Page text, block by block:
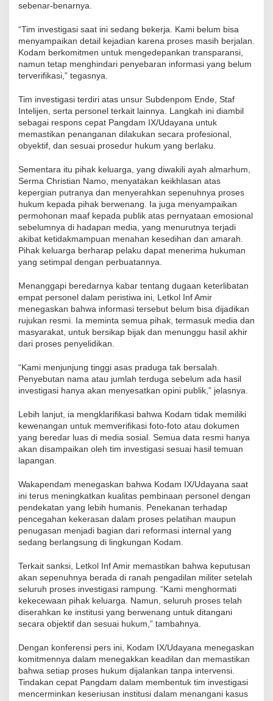
sebenar-benarnya.
“Tim investigasi saat ini sedang bekerja. Kami belum bisa
menyampaikan detail kejadian karena proses masih berjalan.
Kodam berkomitmen untuk mengedepankan transparansi,
namun tetap menghindari penyebaran informasi yang belum
terverifikasi,” tegasnya.
Tim investigasi terdiri atas unsur Subdenpom Ende, Staf
Intelijen, serta personel terkait lainnya. Langkah ini diambil
sebagai respons cepat Pangdam IX/Udayana untuk
memastikan penanganan dilakukan secara profesional,
obyektif, dan sesuai prosedur hukum yang berlaku.
Sementara itu pihak keluarga, yang diwakili ayah almarhum,
Serma Christian Namo, menyatakan keikhlasan atas
kepergian putranya dan menyerahkan sepenuhnya proses
hukum kepada pihak berwenang. Ia juga menyampaikan
permohonan maaf kepada publik atas pernyataan emosional
sebelumnya di hadapan media, yang menurutnya terjadi
akibat ketidakmampuan menahan kesedihan dan amarah.
Pihak keluarga berharap pelaku dapat menerima hukuman
yang setimpal dengan perbuatannya.
Menanggapi beredarnya kabar tentang dugaan keterlibatan
empat personel dalam peristiwa ini, Letkol Inf Amir
menegaskan bahwa informasi tersebut belum bisa dijadikan
rujukan resmi. Ia meminta semua pihak, termasuk media dan
masyarakat, untuk bersikap bijak dan menunggu hasil akhir
dari proses penyelidikan.
“Kami menjunjung tinggi asas praduga tak bersalah.
Penyebutan nama atau jumlah terduga sebelum ada hasil
investigasi hanya akan menyesatkan opini publik,” jelasnya.
Lebih lanjut, ia mengklarifikasi bahwa Kodam tidak memiliki
kewenangan untuk memverifikasi foto-foto atau dokumen
yang beredar luas di media sosial. Semua data resmi hanya
akan disampaikan oleh tim investigasi sesuai hasil temuan
lapangan.
Wakapendam menegaskan bahwa Kodam IX/Udayana saat
ini terus meningkatkan kualitas pembinaan personel dengan
pendekatan yang lebih humanis. Penekanan terhadap
pencegahan kekerasan dalam proses pelatihan maupun
penugasan menjadi bagian dari reformasi internal yang
sedang berlangsung di lingkungan Kodam.
Terkait sanksi, Letkol Inf Amir memastikan bahwa keputusan
akan sepenuhnya berada di ranah pengadilan militer setelah
seluruh proses investigasi rampung. “Kami menghormati
kekecewaan pihak keluarga. Namun, seluruh proses telah
diserahkan ke institusi yang berwenang untuk ditangani
secara objektif dan sesuai hukum,” tambahnya.
Dengan konferensi pers ini, Kodam IX/Udayana menegaskan
komitmennya dalam menegakkan keadilan dan memastikan
bahwa setiap proses hukum dijalankan tanpa intervensi.
Tindakan cepat Pangdam dalam membentuk tim investigasi
mencerminkan keseriusan institusi dalam menangani kasus